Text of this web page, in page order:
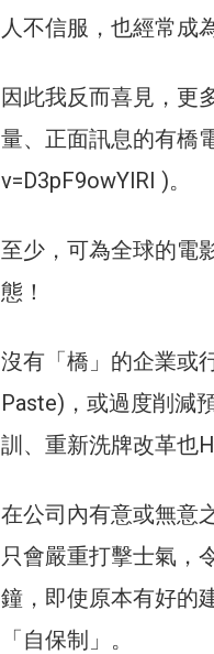
人不信服，也經常成
因此我反而喜見，更
量、正面訊息的有橋
v=D3pF9owYlRI )。
至少，可為全球的電
態！
沒有「橋」的企業或
Paste)，或過度削減
訓、重新洗牌改革也
在公司內有意或無意
只會嚴重打擊士氣，
鐘，即使原本有好的
「自保制」。